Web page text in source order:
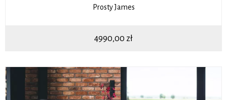
Prosty James
4990,00 zł